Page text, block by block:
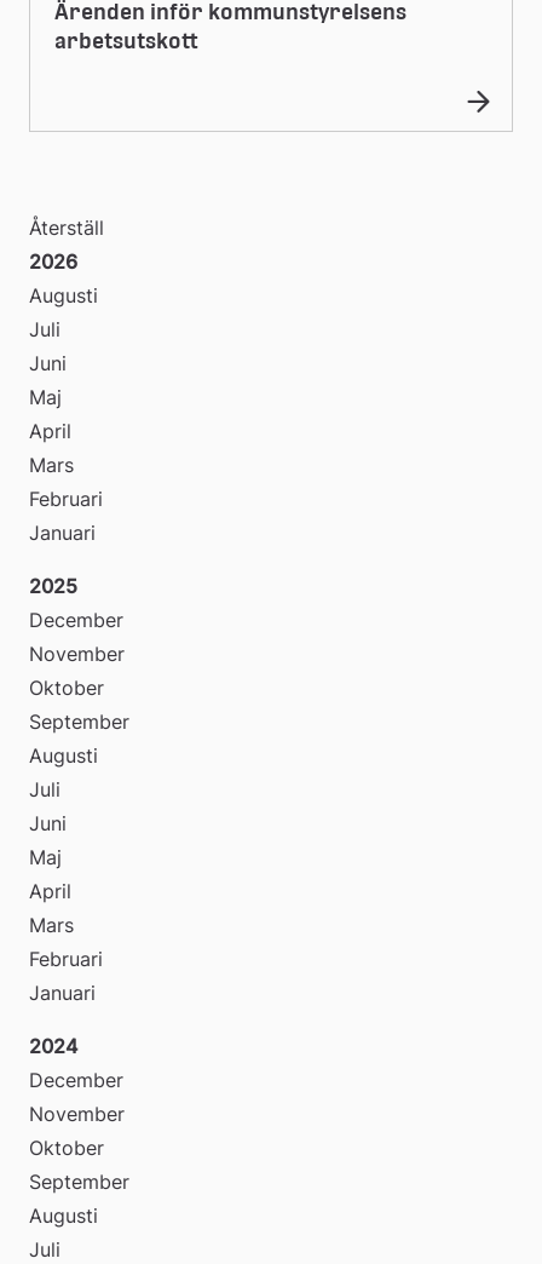
Ärenden inför kommunstyrelsens
arbetsutskott
Återställ
2026
Augusti
Juli
Juni
Maj
April
Mars
Februari
Januari
2025
December
November
Oktober
September
Augusti
Juli
Juni
Maj
April
Mars
Februari
Januari
2024
December
November
Oktober
September
Augusti
Juli